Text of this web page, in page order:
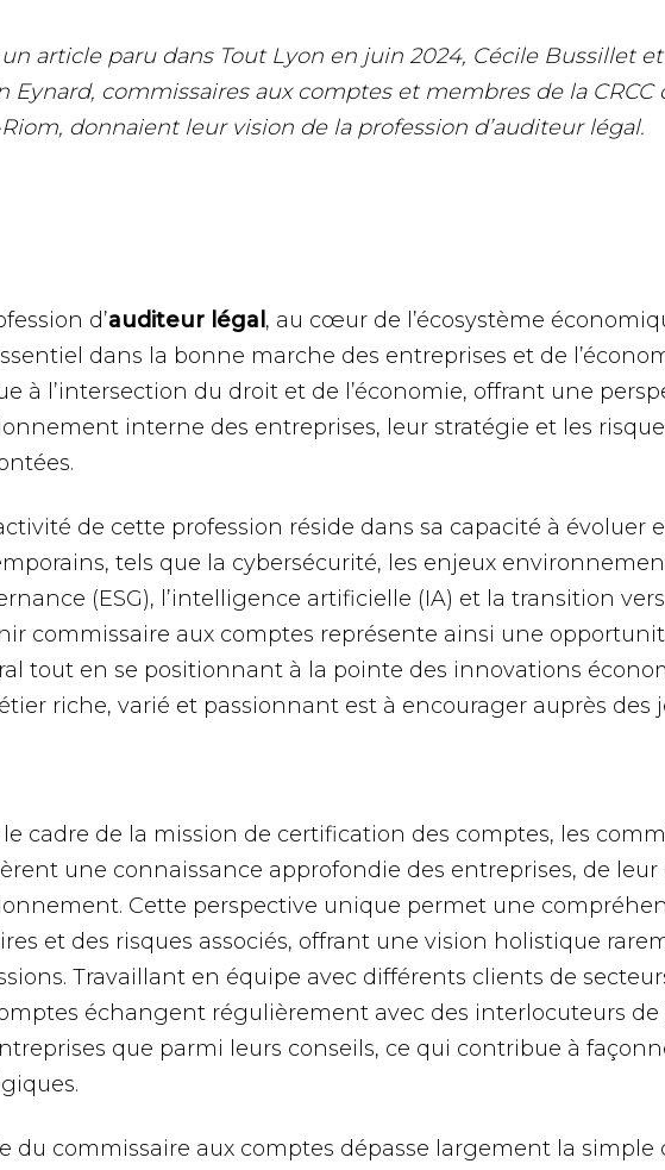
article paru dans Tout Lyon en juin 2024, Cécile Bussillet et
Eynard, commissaires aux comptes et membres de la CRCC
donnaient leur vision de la profession d’auditeur légal.
d’auditeur légal , au cœur de l’écosystème
dans la bonne marche des entreprises et de
à l’intersection du droit et de l’économie, offrant une
interne des entreprises, leur stratégie et les
de cette profession réside dans sa capacité à évoluer
tels que la cybersécurité, les enjeux
(ESG), l’intelligence artificielle (IA) et la transition
commissaire aux comptes représente ainsi une
tout en se positionnant à la pointe des innovations
riche, varié et passionnant est à encourager auprès des
le cadre de la mission de certification des comptes, les
une connaissance approfondie des entreprises, de
Cette perspective unique permet une
et des risques associés, offrant une vision holistique
Travaillant en équipe avec différents clients de
échangent régulièrement avec des interlocuteurs
que parmi leurs conseils, ce qui contribue à
du commissaire aux comptes dépasse largement la